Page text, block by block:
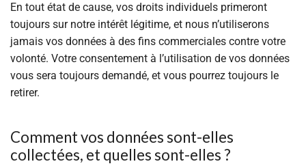
En tout état de cause, vos droits individuels primeront
toujours sur notre intérêt légitime, et nous n’utiliserons
jamais vos données à des fins commerciales contre votre
volonté. Votre consentement à l’utilisation de vos données
vous sera toujours demandé, et vous pourrez toujours le
retirer.
Comment vos données sont-elles
collectées, et quelles sont-elles ?